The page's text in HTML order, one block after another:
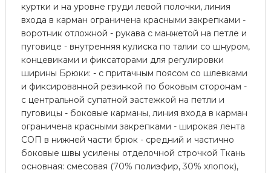
куртки и на уровне груди левой полочки, линия
входа в карман ограничена красными закрепками -
воротник отложной - рукава с манжетой на петле и
пуговице - внутренняя кулиска по талии со шнуром,
концевиками и фиксаторами для регулировки
ширины Брюки: - с притачным поясом со шлевками
и фиксированной резинкой по боковым сторонам -
с центральной супатной застежкой на петли и
пуговицы - боковые карманы, линия входа в карман
ограничена красными закрепками - широкая лента
СОП в нижней части брюк - средний и частично
боковые швы усилены отделочной строчкой Ткань
основная: смесовая (70% полиэфир, 30% хлопок),